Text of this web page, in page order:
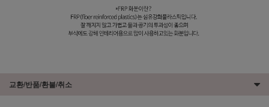
교환/반품/환불/취소